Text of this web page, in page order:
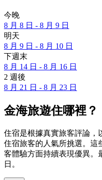
今晚
8 月 8 日 - 8 月 9 日
明天
8 月 9 日 - 8 月 10 日
下週末
8 月 14 日 - 8 月 16 日
2 週後
8 月 21 日 - 8 月 23 日
金海旅遊住哪裡？
住宿是根據真實旅客評論，
住宿旅客的人氣所挑選。這
客體驗方面持續表現優異。
日 。